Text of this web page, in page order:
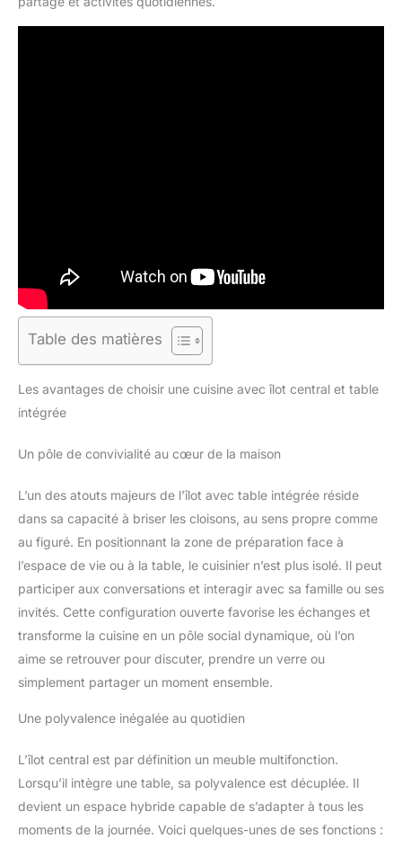
Table des matières
Les avantages de choisir une cuisine avec îlot central et table
intégrée
Un pôle de convivialité au cœur de la maison
L’un des atouts majeurs de l’îlot avec table intégrée réside
dans sa capacité à briser les cloisons, au sens propre comme
au figuré. En positionnant la zone de préparation face à
l’espace de vie ou à la table, le cuisinier n’est plus isolé. Il peut
participer aux conversations et interagir avec sa famille ou ses
invités. Cette configuration ouverte favorise les échanges et
transforme la cuisine en un pôle social dynamique, où l’on
aime se retrouver pour discuter, prendre un verre ou
simplement partager un moment ensemble.
Une polyvalence inégalée au quotidien
L’îlot central est par définition un meuble multifonction.
Lorsqu’il intègre une table, sa polyvalence est décuplée. Il
devient un espace hybride capable de s’adapter à tous les
moments de la journée. Voici quelques-unes de ses fonctions :